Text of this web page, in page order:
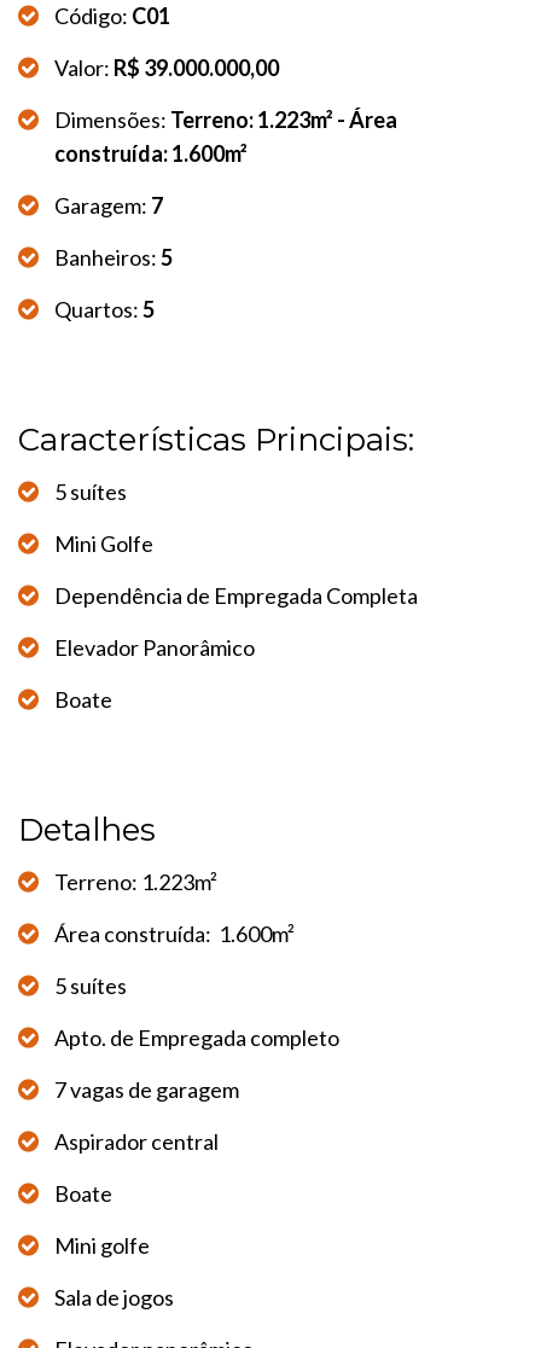
Código: C01
Valor: R$ 39.000.000,00
Dimensões: Terreno: 1.223m² - Área
construída: 1.600m²
Garagem: 7
Banheiros:5
Quartos:5
Características Principais:
5 suítes
Mini Golfe
Dependência de Empregada Completa
Elevador Panorâmico
Boate
Detalhes
Terreno: 1.223m²
Área construída: 1.600m²
5 suítes
Apto. de Empregada completo
7 vagas de garagem
Aspirador central
Boate
Mini golfe
Sala de jogos